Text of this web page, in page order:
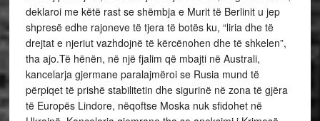
deklaroi me këtë rast se shëmbja e Murit të Berlinit u jep
shpresë edhe rajoneve të tjera të botës ku, “liria dhe të
drejtat e njeriut vazhdojnë të kërcënohen dhe të shkelen”,
tha ajo.Të hënën, në një fjalim që mbajti në Australi,
kancelarja gjermane paralajmëroi se Rusia mund të
përpiqet të prishë stabilitetin dhe sigurinë në zona të gjëra
të Europës Lindore, nëqoftse Moska nuk sfidohet në